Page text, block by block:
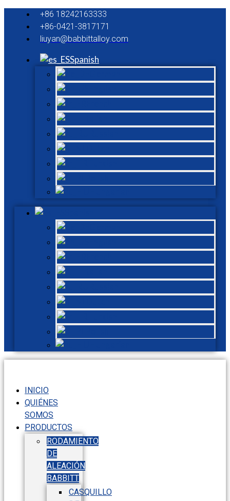
+86 18242163333
+86-0421-3817171
liuyan@babbittalloy.com
Spanish
INICIO
QUIÉNES
SOMOS
PRODUCTOS
RODAMIENTO
DE
ALEACIÓN
BABBITT
CASQUILLO